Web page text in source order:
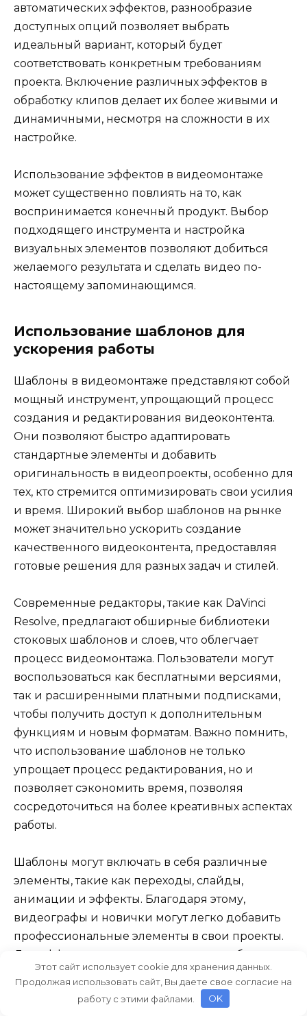
автоматических эффектов, разнообразие
доступных опций позволяет выбрать
идеальный вариант, который будет
соответствовать конкретным требованиям
проекта. Включение различных эффектов в
обработку клипов делает их более живыми и
динамичными, несмотря на сложности в их
настройке.
Использование эффектов в видеомонтаже
может существенно повлиять на то, как
воспринимается конечный продукт. Выбор
подходящего инструмента и настройка
визуальных элементов позволяют добиться
желаемого результата и сделать видео по-
настоящему запоминающимся.
Использование шаблонов для
ускорения работы
Шаблоны в видеомонтаже представляют собой
мощный инструмент, упрощающий процесс
создания и редактирования видеоконтента.
Они позволяют быстро адаптировать
стандартные элементы и добавить
оригинальность в видеопроекты, особенно для
тех, кто стремится оптимизировать свои усилия
и время. Широкий выбор шаблонов на рынке
может значительно ускорить создание
качественного видеоконтента, предоставляя
готовые решения для разных задач и стилей.
Современные редакторы, такие как DaVinci
Resolve, предлагают обширные библиотеки
стоковых шаблонов и слоев, что облегчает
процесс видеомонтажа. Пользователи могут
воспользоваться как бесплатными версиями,
так и расширенными платными подписками,
чтобы получить доступ к дополнительным
функциям и новым форматам. Важно помнить,
что использование шаблонов не только
упрощает процесс редактирования, но и
позволяет сэкономить время, позволяя
сосредоточиться на более креативных аспектах
работы.
Шаблоны могут включать в себя различные
элементы, такие как переходы, слайды,
анимации и эффекты. Благодаря этому,
видеографы и новички могут легко добавить
профессиональные элементы в свои проекты.
Для эффективного использования шаблонов
рекомендуется тщательно выбирать те,
которые наилучшим образом соответствуют
стилю и цели видеоконтента. Большинство
Этот сайт использует cookie для хранения данных.
Продолжая использовать сайт, Вы даете свое согласие на
работу с этими файлами.
OK